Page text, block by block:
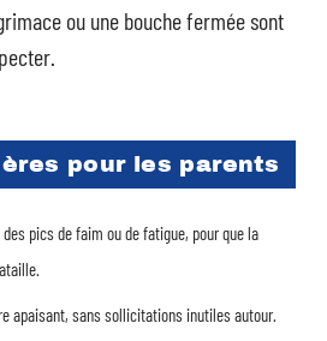
ou une bouche fermée sont
pour les parents
pics de faim ou de fatigue, pour que la
apaisant, sans sollicitations inutiles autour.